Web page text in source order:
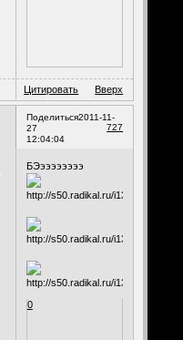
Цитировать Вверх
Поделиться
727
2011-11-
27
12:04:04
БЭээээээээ
0